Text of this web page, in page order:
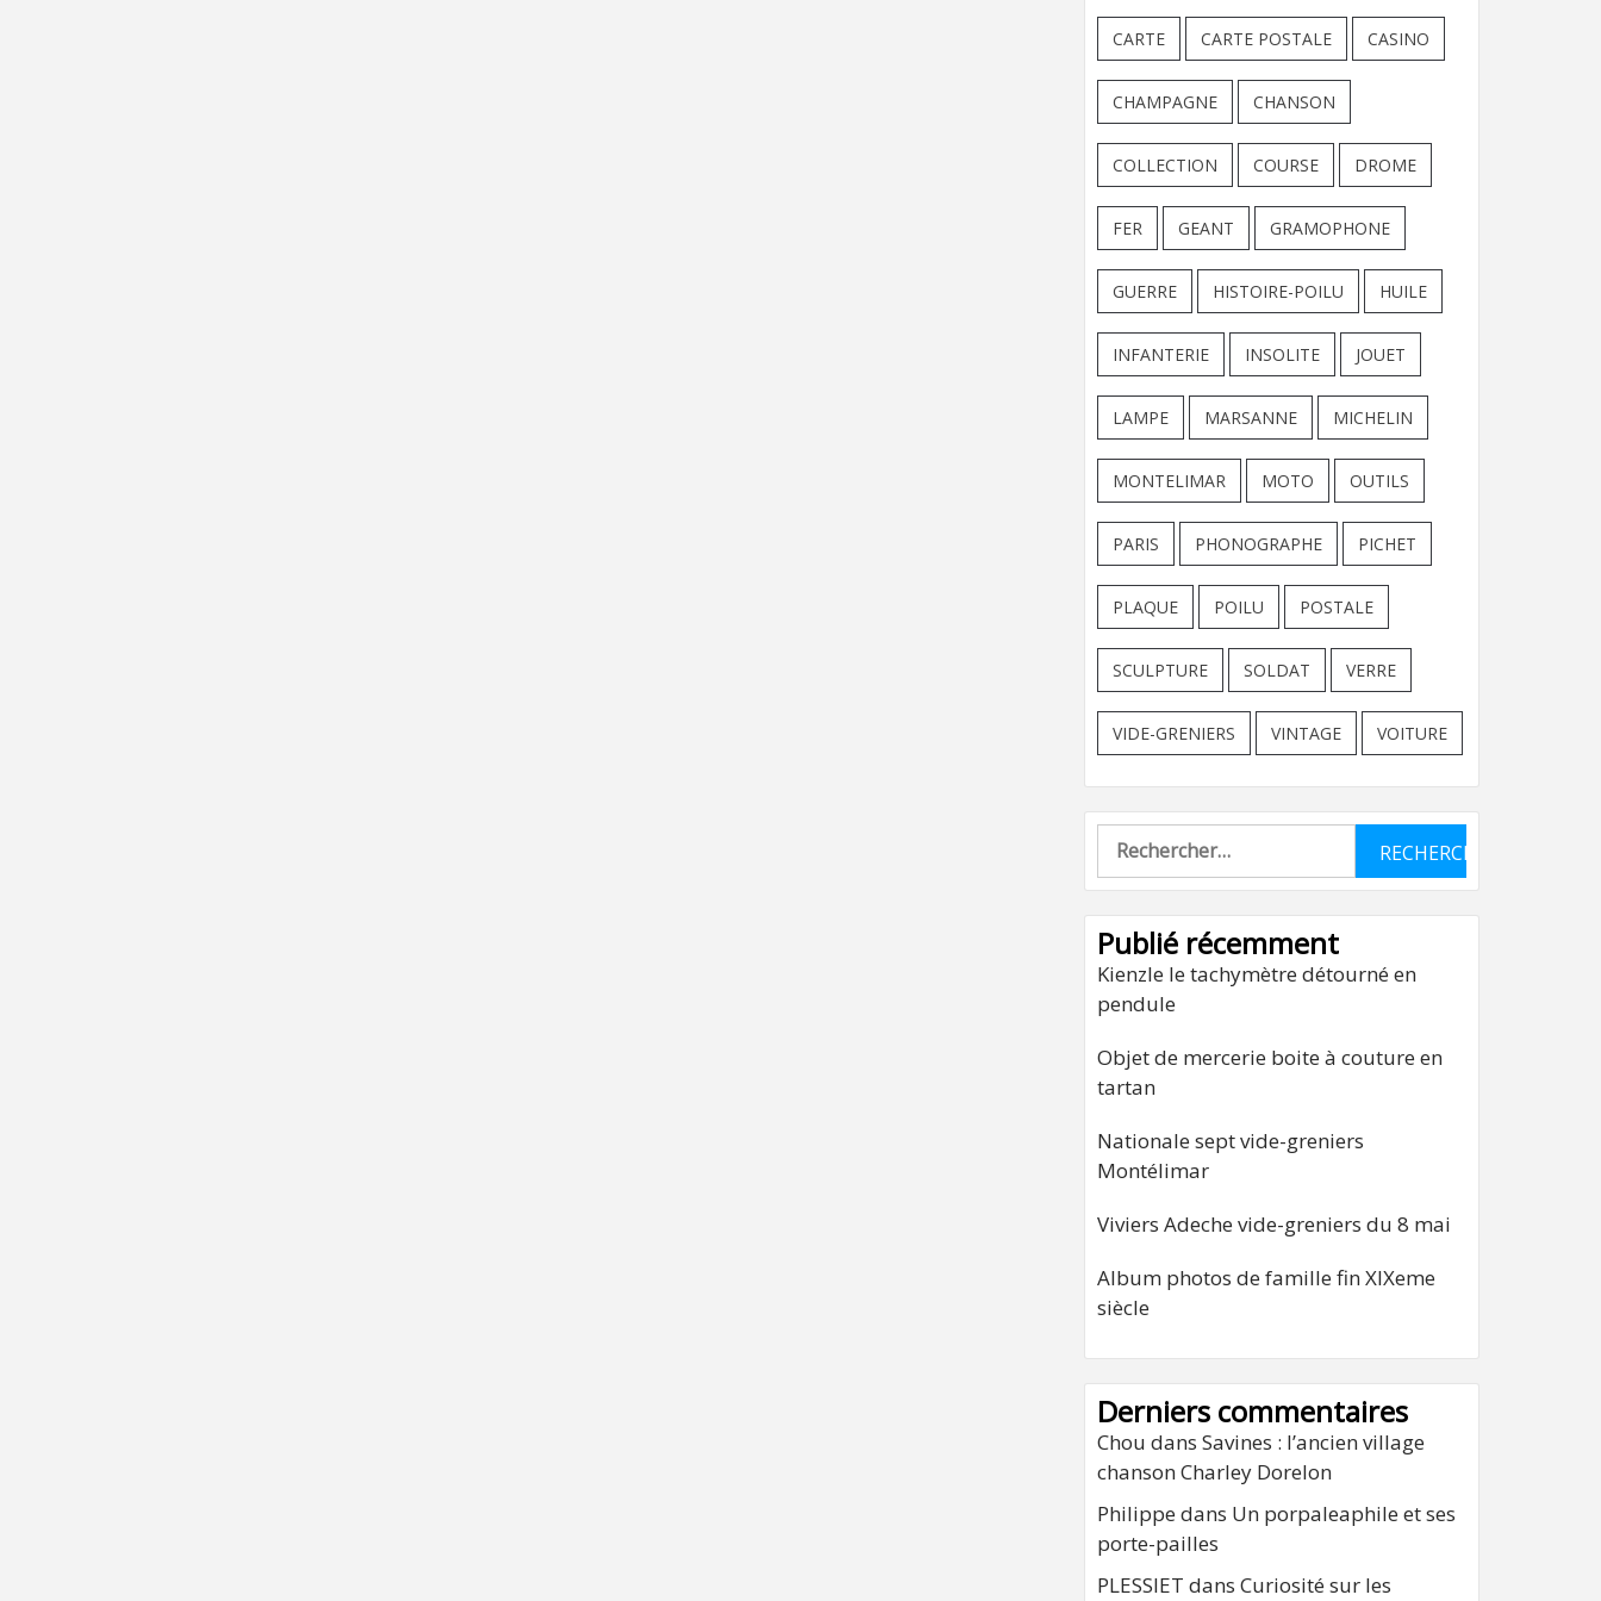
CARTE CARTE POSTALE CASINO
CHAMPAGNE CHANSON
COLLECTION COURSE DROME
FER GEANT GRAMOPHONE
GUERRE HISTOIRE-POILU HUILE
INFANTERIE INSOLITE JOUET
LAMPE MARSANNE MICHELIN
MONTELIMAR MOTO OUTILS
PARIS PHONOGRAPHE PICHET
PLAQUE POILU POSTALE
SCULPTURE SOLDAT VERRE
VIDE-GRENIERS VINTAGE VOITURE
Rechercher :
Publié récemment
Kienzle le tachymètre détourné en
pendule
Objet de mercerie boite à couture en
tartan
Nationale sept vide-greniers
Montélimar
Viviers Adeche vide-greniers du 8 mai
Album photos de famille fin XIXeme
siècle
Derniers commentaires
Chou dans Savines : l’ancien village
chanson Charley Dorelon
Philippe dans Un porpaleaphile et ses
porte-pailles
PLESSIET dans Curiosité sur les